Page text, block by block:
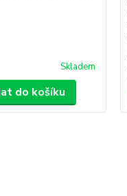
Skladem
do košíku